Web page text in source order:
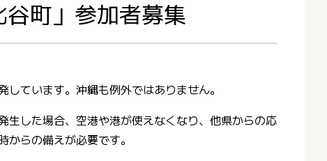
町」参加者募集
ています。沖縄も例外ではありません。
生した場合、空港や港が使えなくなり、他県からの応
らの備えが必要です。